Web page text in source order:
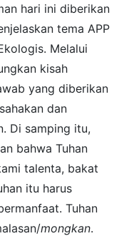
hari ini diberikan
tema APP
Melalui
kisah
yang diberikan
dan
Di samping itu,
bahwa Tuhan
talenta, bakat
itu harus
Tuhan
mongkan.